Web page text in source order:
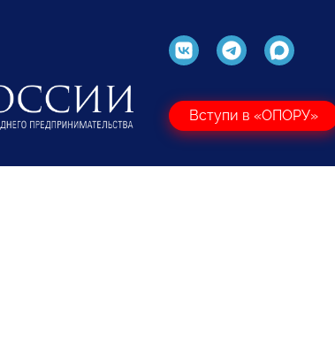
Вступи в «ОПОРУ»